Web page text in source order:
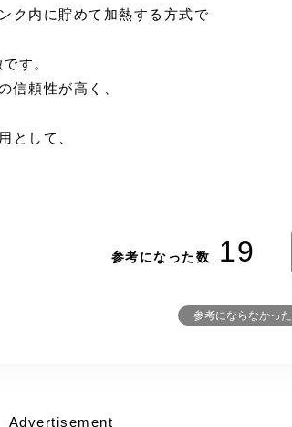
ク内に貯めて加熱する方式で
す。
信頼性が高く、
として、
参考になった数 19
参考にならなかった
Advertisement